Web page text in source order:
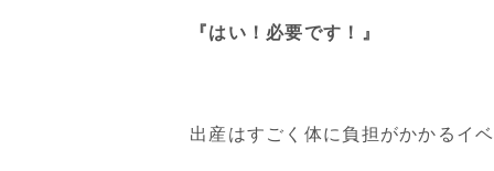
『はい！必要です！』
出産はすごく体に負担がかかるイベ